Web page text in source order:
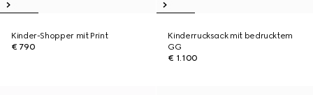
Kinder-Shopper mit Print
€ 790
Kinderrucksack mit bedrucktem
GG
€ 1.100